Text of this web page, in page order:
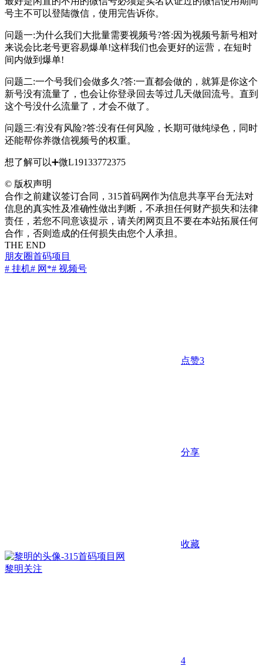
号主不可以登陆微信，使用完告诉你。
问题一:为什么我们大批量需要视频号?答:因为视频号新号相对
来说会比老号更容易爆单!这样我们也会更好的运营，在短时
间内做到爆单!
问题二:一个号我们会做多久?答:一直都会做的，就算是你这个
新号没有流量了，也会让你登录回去等过几天做回流号。直到
这个号没什么流量了，才会不做了。
问题三:有没有风险?答:没有任何风险，长期可做纯绿色，同时
还能帮你养微信视频号的权重。
想了解可以➕微L19133772375
© 版权声明
合作之前建议签订合同，315首码网作为信息共享平台无法对
信息的真实性及准确性做出判断，不承担任何财产损失和法律
责任，若您不同意该提示，请关闭网页且不要在本站拓展任何
合作，否则造成的任何损失由您个人承担。
THE END
朋友圈首码项目
# 挂机# 网*# 视频号
点赞3
分享
收藏
黎明关注
4